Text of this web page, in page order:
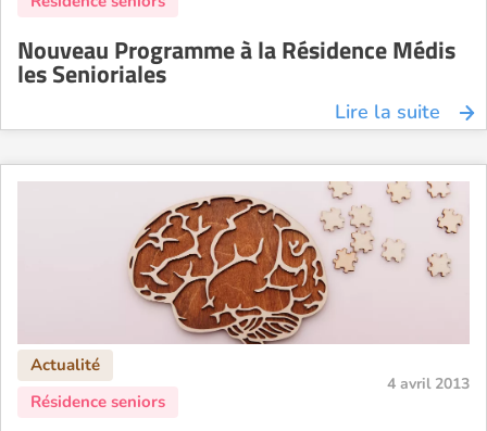
Nouveau Programme à la Résidence Médis
les Senioriales
Lire la suite
4 avril 2013